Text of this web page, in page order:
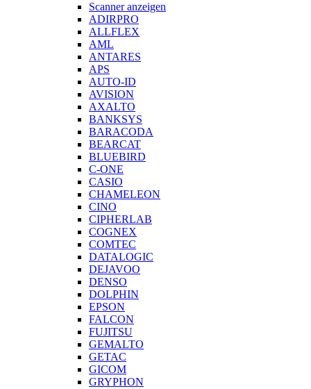
Scanner anzeigen
ADIRPRO
ALLFLEX
AML
ANTARES
APS
AUTO-ID
AVISION
AXALTO
BANKSYS
BARACODA
BEARCAT
BLUEBIRD
C-ONE
CASIO
CHAMELEON
CINO
CIPHERLAB
COGNEX
COMTEC
DATALOGIC
DEJAVOO
DENSO
DOLPHIN
EPSON
FALCON
FUJITSU
GEMALTO
GETAC
GICOM
GRYPHON